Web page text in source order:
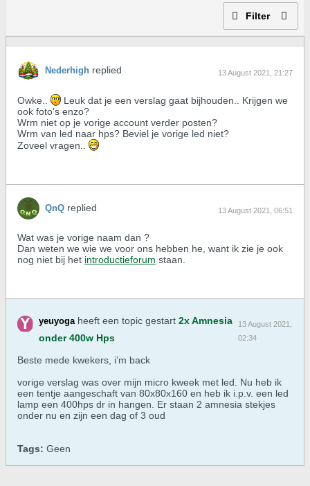
Filter
Nederhigh replied 13 August 2021, 21:27
Owke..
Leuk dat je een verslag gaat bijhouden.. Krijgen we
ook foto's enzo?
Wrm niet op je vorige account verder posten?
Wrm van led naar hps? Beviel je vorige led niet?
Zoveel vragen..
QnQ replied 13 August 2021, 06:51
Wat was je vorige naam dan ?
Dan weten we wie we voor ons hebben he, want ik zie je ook
nog niet bij het introductieforum staan.
yeuyoga heeft een topic gestart2x Amnesia
onder 400w Hps
13 August 2021,
02:34
Beste mede kwekers, i’m back
vorige verslag was over mijn micro kweek met led. Nu heb ik
een tentje aangeschaft van 80x80x160 en heb ik i.p.v. een led
lamp een 400hps dr in hangen. Er staan 2 amnesia stekjes
onder nu en zijn een dag of 3 oud
Tags: Geen